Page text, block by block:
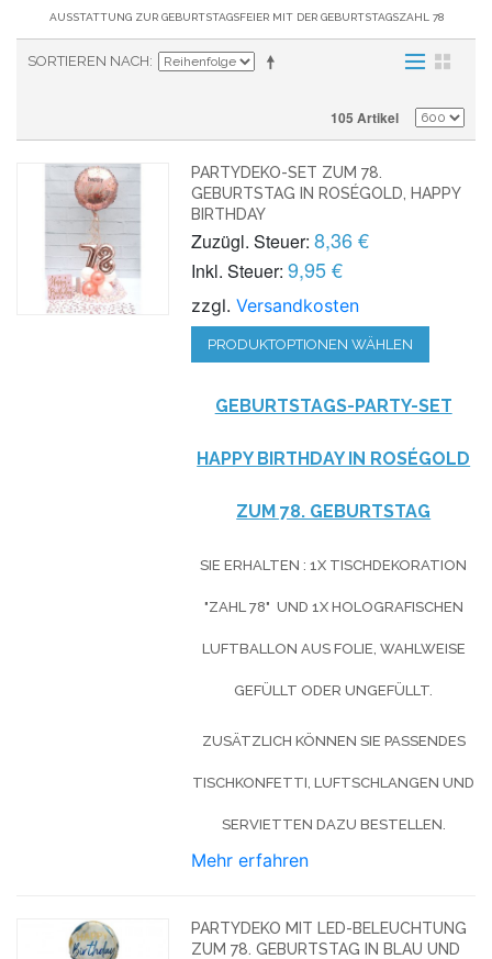
AUSSTATTUNG ZUR GEBURTSTAGSFEIER MIT DER GEBURTSTAGSZAHL 78
SORTIEREN NACH
105 Artikel
PARTYDEKO-SET ZUM 78.
GEBURTSTAG IN ROSÉGOLD, HAPPY
BIRTHDAY
Zuzügl. Steuer: 8,36 €
Inkl. Steuer: 9,95 €
zzgl.Versandkosten
PRODUKTOPTIONEN WÄHLEN
GEBURTSTAGS-PARTY-SET
HAPPY BIRTHDAY IN ROSÉGOLD
ZUM 78. GEBURTSTAG
SIE ERHALTEN : 1X TISCHDEKORATION
"ZAHL 78" UND 1X HOLOGRAFISCHEN
LUFTBALLON AUS FOLIE, WAHLWEISE
GEFÜLLT ODER UNGEFÜLLT.
ZUSÄTZLICH KÖNNEN SIE PASSENDES
TISCHKONFETTI, LUFTSCHLANGEN UND
SERVIETTEN DAZU BESTELLEN.
Mehr erfahren
PARTYDEKO MIT LED-BELEUCHTUNG
ZUM 78. GEBURTSTAG IN BLAU UND